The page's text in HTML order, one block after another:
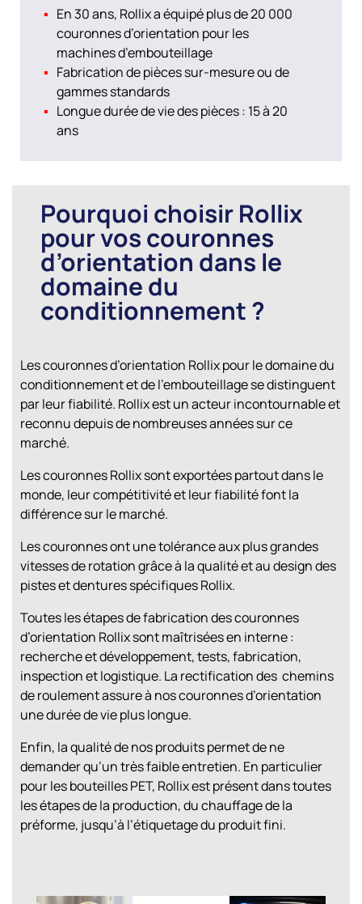
En 30 ans, Rollix a équipé plus de 20 000
couronnes d’orientation pour les
machines d’embouteillage
Fabrication de pièces sur-mesure ou de
gammes standards
Longue durée de vie des pièces : 15 à 20
ans
Pourquoi choisir Rollix
pour vos couronnes
d’orientation dans le
domaine du
conditionnement ?
Les couronnes d’orientation Rollix pour le domaine du
conditionnement et de l’embouteillage se distinguent
par leur fiabilité. Rollix est un acteur incontournable et
reconnu depuis de nombreuses années sur ce
marché.
Les couronnes Rollix sont exportées partout dans le
monde, leur compétitivité et leur fiabilité font la
différence sur le marché.
Les couronnes ont une tolérance aux plus grandes
vitesses de rotation grâce à la qualité et au design des
pistes et dentures spécifiques Rollix.
Toutes les étapes de fabrication des couronnes
d’orientation Rollix sont maîtrisées en interne :
recherche et développement, tests, fabrication,
inspection et logistique. La rectification des chemins
de roulement assure à nos couronnes d’orientation
une durée de vie plus longue.
Enfin, la qualité de nos produits permet de ne
demander qu’un très faible entretien. En particulier
pour les bouteilles PET, Rollix est présent dans toutes
les étapes de la production, du chauffage de la
préforme, jusqu’à l’étiquetage du produit fini.